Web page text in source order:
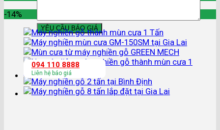
094 110 8888
Liên hệ báo giá
-14%